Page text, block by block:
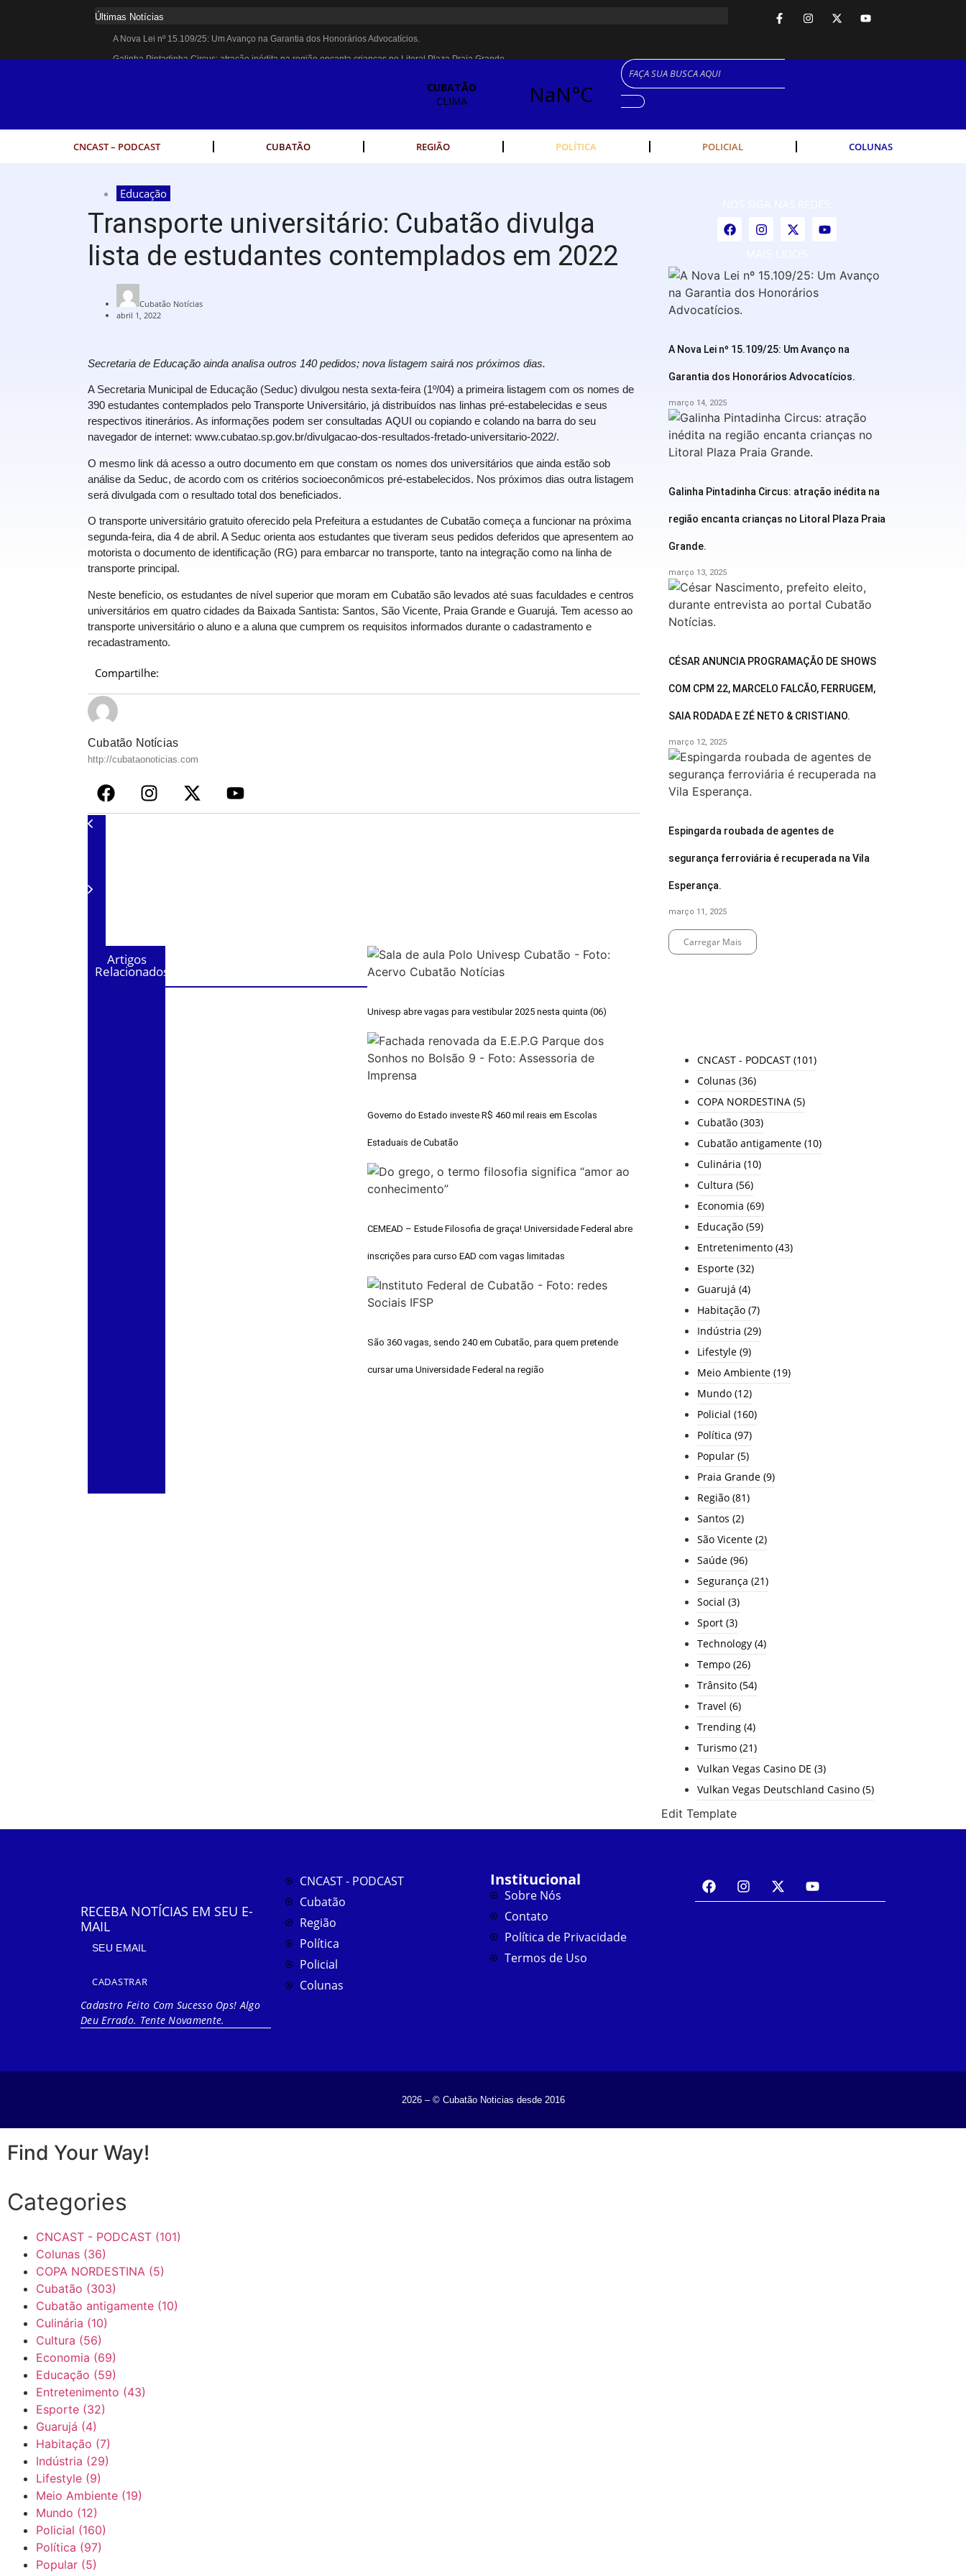
Últimas Notícias
A Nova Lei nº 15.109/25: Um Avanço na Garantia dos Honorários Advocatícios.
Galinha Pintadinha Circus: atração inédita na região encanta crianças no Litoral Plaza Praia Grande.
CÉSAR ANUNCIA PROGRAMAÇÃO DE SHOWS COM CPM 22, MARCELO FALCÃO, FERRUGEM, SAIA RODADA E ZÉ NETO & CRISTIANO.
Espingarda roubada de agentes de segurança ferroviária é recuperada na Vila Esperança.
Coluna PLP Cubatão: um debate essencial para as mulheres cubatenses.
César assina decreto que institui gratuidade do transporte público no Carnaval
Celular do cantor Netinho de Paula é encontrado em linha férrea na Vila Esperança
CNCAST – PODCAST CUBATÃO REGIÃO POLÍTICA POLICIAL COLUNAS
Educação
Transporte universitário: Cubatão divulga
lista de estudantes contemplados em 2022
Cubatão Notícias
abril 1, 2022
Secretaria de Educação ainda analisa outros 140 pedidos; nova listagem sairá nos próximos dias.
A Secretaria Municipal de Educação (Seduc) divulgou nesta sexta-feira (1º/04) a primeira listagem com os nomes de
390 estudantes contemplados pelo Transporte Universitário, já distribuídos nas linhas pré-estabelecidas e seus
respectivos itinerários. As informações podem ser consultadas AQUI ou copiando e colando na barra do seu
navegador de internet: www.cubatao.sp.gov.br/divulgacao-dos-resultados-fretado-universitario-2022/.
O mesmo link dá acesso a outro documento em que constam os nomes dos universitários que ainda estão sob
análise da Seduc, de acordo com os critérios socioeconômicos pré-estabelecidos. Nos próximos dias outra listagem
será divulgada com o resultado total dos beneficiados.
O transporte universitário gratuito oferecido pela Prefeitura a estudantes de Cubatão começa a funcionar na próxima
segunda-feira, dia 4 de abril. A Seduc orienta aos estudantes que tiveram seus pedidos deferidos que apresentem ao
motorista o documento de identificação (RG) para embarcar no transporte, tanto na integração como na linha de
transporte principal.
Neste benefício, os estudantes de nível superior que moram em Cubatão são levados até suas faculdades e centros
universitários em quatro cidades da Baixada Santista: Santos, São Vicente, Praia Grande e Guarujá. Tem acesso ao
transporte universitário o aluno e a aluna que cumprem os requisitos informados durante o cadastramento e
recadastramento.
Compartilhe:
Cubatão Notícias
http://cubataonoticias.com
Artigos
Relacionados
Univesp abre vagas para vestibular 2025 nesta quinta (06)
Governo do Estado investe R$ 460 mil reais em Escolas
Estaduais de Cubatão
CEMEAD – Estude Filosofia de graça! Universidade Federal abre
inscrições para curso EAD com vagas limitadas
São 360 vagas, sendo 240 em Cubatão, para quem pretende
cursar uma Universidade Federal na região
A Nova Lei nº 15.109/25: Um Avanço na
Garantia dos Honorários Advocatícios.
março 14, 2025
Galinha Pintadinha Circus: atração inédita na
região encanta crianças no Litoral Plaza Praia
Grande.
março 13, 2025
CÉSAR ANUNCIA PROGRAMAÇÃO DE SHOWS
COM CPM 22, MARCELO FALCÃO, FERRUGEM,
SAIA RODADA E ZÉ NETO & CRISTIANO.
março 12, 2025
Espingarda roubada de agentes de
segurança ferroviária é recuperada na Vila
Esperança.
março 11, 2025
Carregar Mais
End of Content.
CNCAST - PODCAST (101)
Colunas (36)
COPA NORDESTINA (5)
Cubatão (303)
Cubatão antigamente (10)
Culinária (10)
Cultura (56)
Economia (69)
Educação (59)
Entretenimento (43)
Esporte (32)
Guarujá (4)
Habitação (7)
Indústria (29)
Lifestyle (9)
Meio Ambiente (19)
Mundo (12)
Policial (160)
Política (97)
Popular (5)
Praia Grande (9)
Região (81)
Santos (2)
São Vicente (2)
Saúde (96)
Segurança (21)
Social (3)
Sport (3)
Technology (4)
Tempo (26)
Trânsito (54)
Travel (6)
Trending (4)
Turismo (21)
Vulkan Vegas Casino DE (3)
Vulkan Vegas Deutschland Casino (5)
Edit Template
RECEBA NOTÍCIAS EM SEU E-
MAIL
CADASTRAR
Cadastro Feito Com Sucesso Ops! Algo
Deu Errado. Tente Novamente.
CNCAST - PODCAST
Cubatão
Região
Política
Policial
Colunas
Institucional
Sobre Nós
Contato
Política de Privacidade
Termos de Uso
2026 – © Cubatão Noticias desde 2016
Find Your Way!
Categories
CNCAST - PODCAST (101)
Colunas (36)
COPA NORDESTINA (5)
Cubatão (303)
Cubatão antigamente (10)
Culinária (10)
Cultura (56)
Economia (69)
Educação (59)
Entretenimento (43)
Esporte (32)
Guarujá (4)
Habitação (7)
Indústria (29)
Lifestyle (9)
Meio Ambiente (19)
Mundo (12)
Policial (160)
Política (97)
Popular (5)